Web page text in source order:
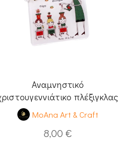
Αναμνηστικό
πλέξιγκλας
σουβέρ για δασκάλα
MoAna Art & Craft
8,00€